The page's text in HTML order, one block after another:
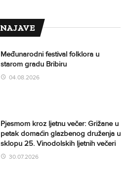
NAJAVE
Međunarodni festival folklora u
starom gradu Bribiru
04.08.2026
Pjesmom kroz ljetnu večer: Grižane u
petak domaćin glazbenog druženja u
sklopu 25. Vinodolskih ljetnih večeri
30.07.2026